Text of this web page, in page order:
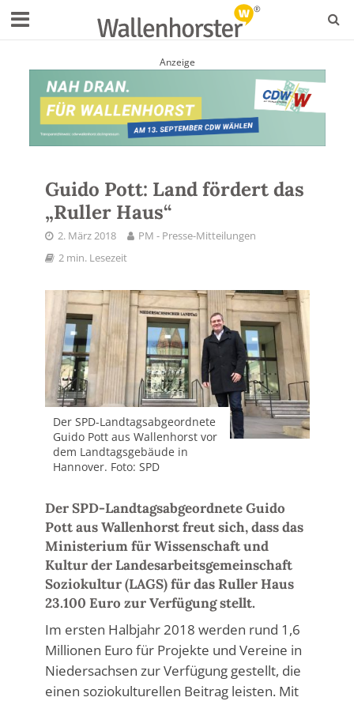
Anzeige
Guido Pott: Land fördert das
„Ruller Haus“
2. März 2018
PM - Presse-Mitteilungen
2 min. Lesezeit
Der SPD-Landtagsabgeordnete
Guido Pott aus Wallenhorst vor
dem Landtagsgebäude in
Hannover. Foto: SPD
Der SPD-Landtagsabgeordnete Guido
Pott aus Wallenhorst freut sich, dass das
Ministerium für Wissenschaft und
Kultur der Landesarbeitsgemeinschaft
Soziokultur (LAGS) für das Ruller Haus
23.100 Euro zur Verfügung stellt.
Im ersten Halbjahr 2018 werden rund 1,6
Millionen Euro für Projekte und Vereine in
Niedersachsen zur Verfügung gestellt, die
einen soziokulturellen Beitrag leisten. Mit